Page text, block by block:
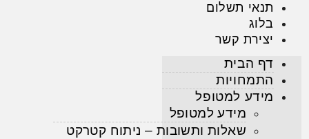
תנאי תשלום
בלוג
יצירת קשר
דף הבית
התמחויות
מידע למטופל
מידע למטופל
שאלות ותשובות – ניתוח קטרקט